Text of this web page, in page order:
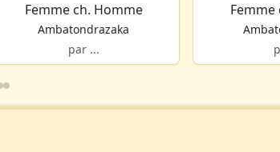
Femme ch. Homme
Ambatondrazaka
par ...